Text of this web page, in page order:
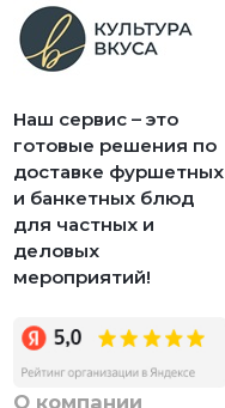
Наш сервис – это
готовые решения по
доставке фуршетных
и банкетных блюд
для частных и
деловых
мероприятий!
О компании